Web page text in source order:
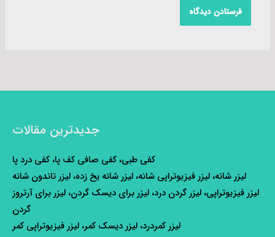
جدیدترین مقالات
کفی طبی، کفی صافی کف پا، کفی درد پا
لیزر شانه، لیزر فیزیوتراپی شانه، لیزر شانه یخ زده، لیزر تاندون شانه
لیزر فیزیوتراپی، لیزر گردن درد، لیزر برای دیسک گردن، لیزر برای آرتروز
گردن
لیزر کمردرد، لیزر دیسک کمر، لیزر فیزیوتراپی کمر